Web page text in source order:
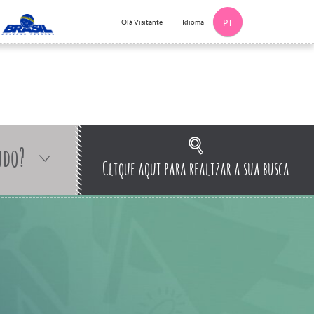
Olá Visitante Idioma PT
Clique aqui para realizar a sua busca